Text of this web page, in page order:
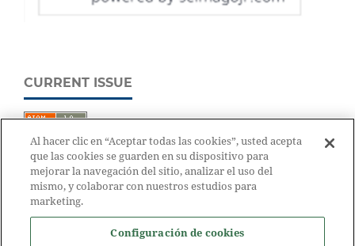
CURRENT ISSUE
Al hacer clic en “Aceptar todas las cookies”, usted acepta
que las cookies se guarden en su dispositivo para
mejorar la navegación del sitio, analizar el uso del
mismo, y colaborar con nuestros estudios para
marketing.
Configuración de cookies